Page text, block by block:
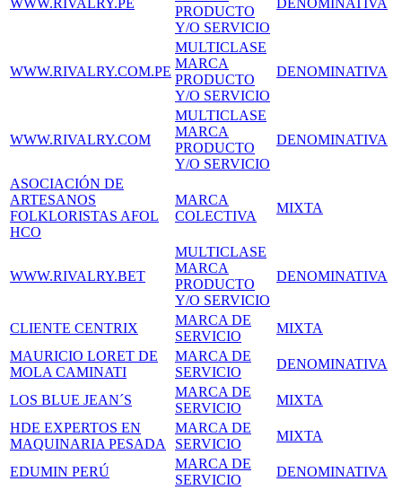
PRODUCTO
Y/O SERVICIO
WWW.RIVALRY.COM.PE
MULTICLASE
MARCA
PRODUCTO
Y/O SERVICIO
DENOMINATIVA
WWW.RIVALRY.COM
MULTICLASE
MARCA
PRODUCTO
Y/O SERVICIO
DENOMINATIVA
ASOCIACIÓN DE
ARTESANOS
FOLKLORISTAS AFOL
HCO
MARCA
COLECTIVA
MIXTA
WWW.RIVALRY.BET
MULTICLASE
MARCA
PRODUCTO
Y/O SERVICIO
DENOMINATIVA
CLIENTE CENTRIX
MARCA DE
SERVICIO
MIXTA
MAURICIO LORET DE
MOLA CAMINATI
MARCA DE
SERVICIO
DENOMINATIVA
LOS BLUE JEAN´S
MARCA DE
SERVICIO
MIXTA
HDE EXPERTOS EN
MAQUINARIA PESADA
MARCA DE
SERVICIO
MIXTA
EDUMIN PERÚ
MARCA DE
SERVICIO
DENOMINATIVA